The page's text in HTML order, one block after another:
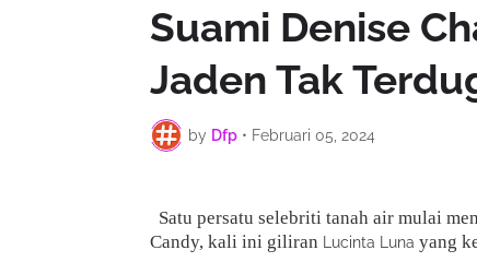
Suami Denise
Jaden Tak
by Dfp • Februari 05, 2024
Satu persatu selebriti tanah air mulai
Candy, kali ini giliran
Lucinta Luna yang